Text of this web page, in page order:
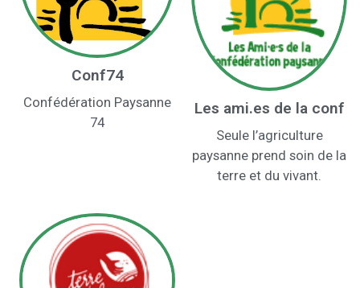
Conf74
Confédération Paysanne
74
Les ami.es de la conf
Seule l’agriculture
paysanne prend soin de la
terre et du vivant.